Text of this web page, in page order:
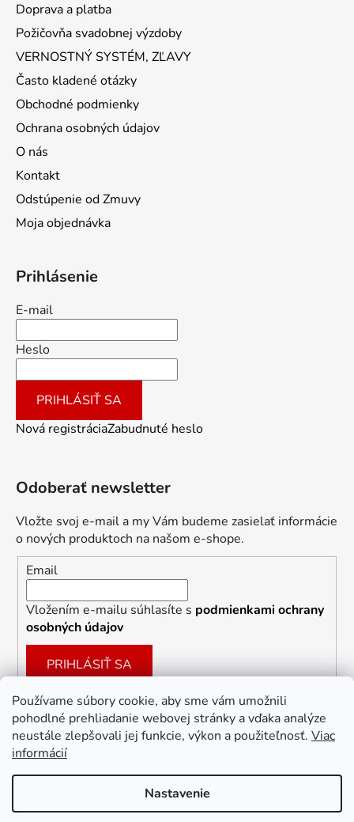
Používame súbory cookie, aby sme vám umožnili
pohodlné prehliadanie webovej stránky a vďaka analýze
neustále zlepšovali jej funkcie, výkon a použiteľnosť. Viac
informácií
Nastavenie
Doprava a platba
Požičovňa svadobnej výzdoby
VERNOSTNÝ SYSTÉM, ZĽAVY
Často kladené otázky
Obchodné podmienky
Ochrana osobných údajov
O nás
Kontakt
Odstúpenie od Zmuvy
Moja objednávka
Prihlásenie
E-mail
Heslo
PRIHLÁSIŤ SA
Nová registráciaZabudnuté heslo
Odoberať newsletter
Vložte svoj e-mail a my Vám budeme zasielať informácie
o nových produktoch na našom e-shope.
Email
Vložením e-mailu súhlasíte s podmienkami ochrany
osobných údajov
PRIHLÁSIŤ SA
Facebook